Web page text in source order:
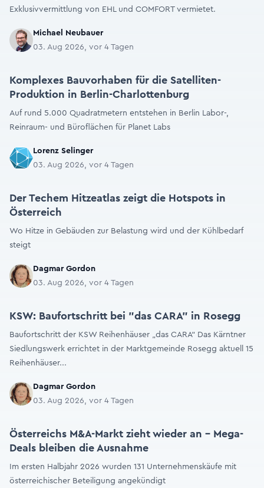
Exklusivvermittlung von EHL und COMFORT vermietet.
Michael Neubauer
03. Aug 2026, vor 4 Tagen
Komplexes Bauvorhaben für die Satelliten-
Produktion in Berlin-Charlottenburg
Auf rund 5.000 Quadratmetern entstehen in Berlin Labor-,
Reinraum- und Büroflächen für Planet Labs
Lorenz Selinger
03. Aug 2026, vor 4 Tagen
Der Techem Hitzeatlas zeigt die Hotspots in
Österreich
Wo Hitze in Gebäuden zur Belastung wird und der Kühlbedarf
steigt
Dagmar Gordon
03. Aug 2026, vor 4 Tagen
KSW: Baufortschritt bei "das CARA" in Rosegg
Baufortschritt der KSW Reihenhäuser „das CARA“ Das Kärntner
Siedlungswerk errichtet in der Marktgemeinde Rosegg aktuell 15
Reihenhäuser...
Dagmar Gordon
03. Aug 2026, vor 4 Tagen
Österreichs M&A-Markt zieht wieder an – Mega-
Deals bleiben die Ausnahme
Im ersten Halbjahr 2026 wurden 131 Unternehmenskäufe mit
österreichischer Beteiligung angekündigt